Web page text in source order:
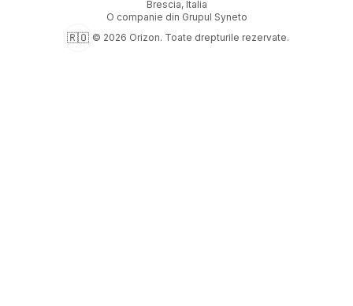
Brescia, Italia
O companie din Grupul Syneto
🇷🇴 © 2026 Orizon. Toate drepturile rezervate.